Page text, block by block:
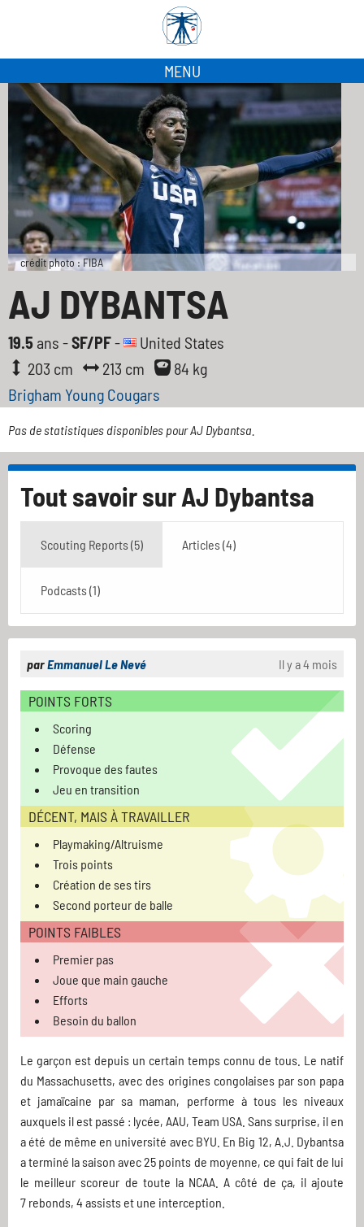
MENU
crédit photo : FIBA
AJ DYBANTSA
19.5 ans -SF/PF-
United States
203 cm
213 cm
84 kg
Brigham Young Cougars
Pas de statistiques disponibles pour AJ Dybantsa.
Tout savoir surAJ Dybantsa
Scouting Reports (5) Articles (4)
Podcasts (1)
parEmmanuel Le Nevé Il y a 4 mois
POINTS FORTS
Scoring
Défense
Provoque des fautes
Jeu en transition
DÉCENT, MAIS À TRAVAILLER
Playmaking/Altruisme
Trois points
Création de ses tirs
Second porteur de balle
POINTS FAIBLES
Premier pas
Joue que main gauche
Efforts
Besoin du ballon
Le garçon est depuis un certain temps connu de tous. Le natif
du Massachusetts, avec des origines congolaises par son papa
et jamaïcaine par sa maman, performe à tous les niveaux
auxquels il est passé : lycée, AAU, Team USA. Sans surprise, il en
a été de même en université avec BYU. En Big 12, A.J. Dybantsa
a terminé la saison avec 25 points de moyenne, ce qui fait de lui
le meilleur scoreur de toute la NCAA. A côté de ça, il ajoute
7 rebonds, 4 assists et une interception.